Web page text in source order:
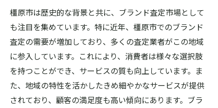
橿原市における査定の成功要因と分析
査定を活用して利益を最大化する方法
橿原市での査定成功者から学ぶヒント
橿原市は歴史的な背景と共に、ブランド査定市場として
も注目を集めています。特に近年、橿原市でのブランド
査定の需要が増加しており、多くの査定業者がこの地域
に参入しています。これにより、消費者は様々な選択肢
を持つことができ、サービスの質も向上しています。ま
た、地域の特性を活かしたきめ細やかなサービスが提供
されており、顧客の満足度も高い傾向にあります。ブラ